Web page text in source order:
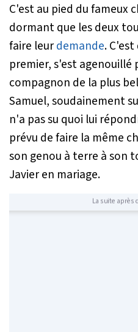
C'est au pied du fameux
dormant que les deux
faire leurdemande.
premier, s'est
compagnon de la plus
Samuel, soudainement
n'a pas su quoi lui
prévu de faire la même
son genou à terre à son
Javier en mariage.
La suite après